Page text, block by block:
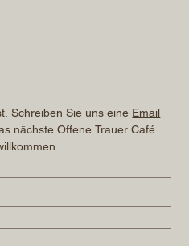
Schreiben Sie uns eine Email
nächste Offene Trauer Café.